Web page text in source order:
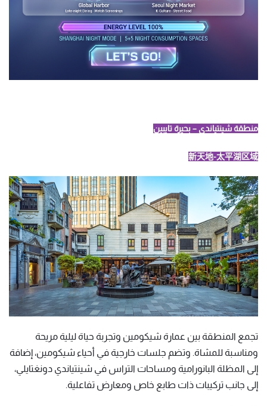
منطقة شينتياندي – بحيرة تايبين
新天地-太平湖区域
تجمع المنطقة بين عمارة شيكومين وتجربة حياة ليلية مريحة
ومناسبة للمشاة. وتضم جلسات خارجية في أحياء شيكومين، إضافة
إلى المظلة البانورامية ومساحات التراس في شينتياندي دونغتايلي،
إلى جانب تركيبات ذات طابع خاص ومعارض تفاعلية.